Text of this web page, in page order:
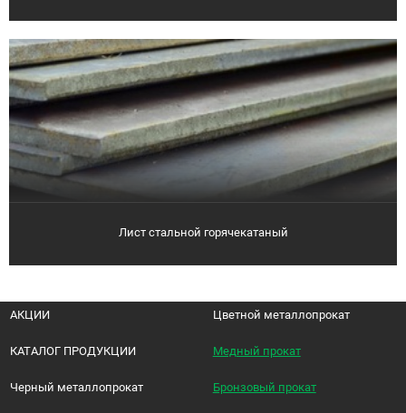
Лист стальной горячекатаный
АКЦИИ
КАТАЛОГ ПРОДУКЦИИ
Черный металлопрокат
Цветной металлопрокат
Медный прокат
Бронзовый прокат